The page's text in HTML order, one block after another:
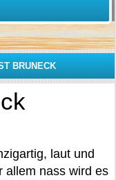
BRUNECK
laut und
allem nass wird es